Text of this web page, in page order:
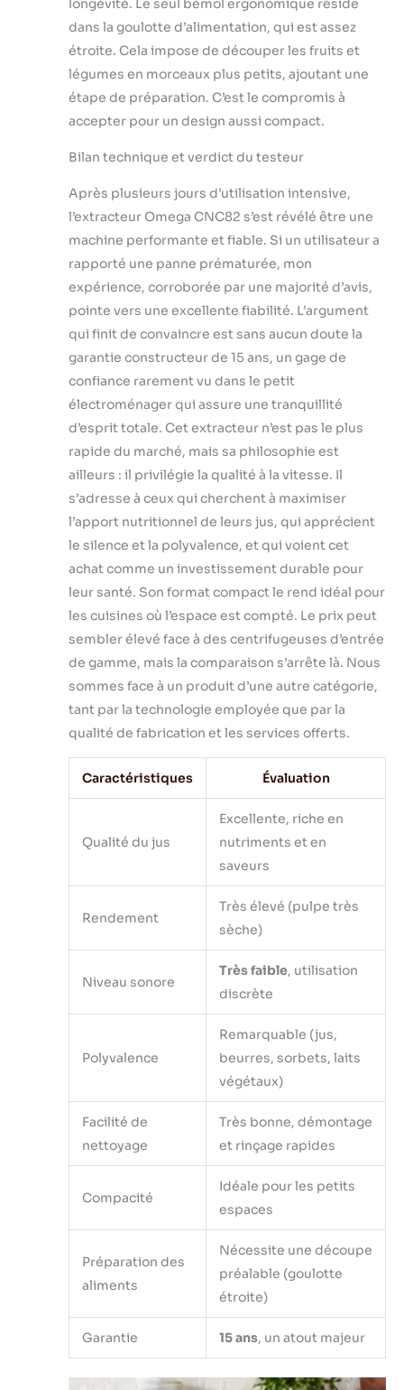
longévité. Le seul bémol ergonomique réside
dans la goulotte d’alimentation, qui est assez
étroite. Cela impose de découper les fruits et
légumes en morceaux plus petits, ajoutant une
étape de préparation. C’est le compromis à
accepter pour un design aussi compact.
Bilan technique et verdict du testeur
Après plusieurs jours d’utilisation intensive,
l’extracteur Omega CNC82 s’est révélé être une
machine performante et fiable. Si un utilisateur a
rapporté une panne prématurée, mon
expérience, corroborée par une majorité d’avis,
pointe vers une excellente fiabilité. L’argument
qui finit de convaincre est sans aucun doute la
garantie constructeur de 15 ans, un gage de
confiance rarement vu dans le petit
électroménager qui assure une tranquillité
d’esprit totale. Cet extracteur n’est pas le plus
rapide du marché, mais sa philosophie est
ailleurs : il privilégie la qualité à la vitesse. Il
s’adresse à ceux qui cherchent à maximiser
l’apport nutritionnel de leurs jus, qui apprécient
le silence et la polyvalence, et qui voient cet
achat comme un investissement durable pour
leur santé. Son format compact le rend idéal pour
les cuisines où l’espace est compté. Le prix peut
sembler élevé face à des centrifugeuses d’entrée
de gamme, mais la comparaison s’arrête là. Nous
sommes face à un produit d’une autre catégorie,
tant par la technologie employée que par la
qualité de fabrication et les services offerts.
Caractéristiques Évaluation
Qualité du jus
Excellente, riche en
nutriments et en
saveurs
Rendement
Très élevé (pulpe très
sèche)
Niveau sonore
Très faible, utilisation
discrète
Polyvalence
Remarquable (jus,
beurres, sorbets, laits
végétaux)
Facilité de
nettoyage
Très bonne, démontage
et rinçage rapides
Compacité
Idéale pour les petits
espaces
Préparation des
aliments
Nécessite une découpe
préalable (goulotte
étroite)
Garantie 15 ans, un atout majeur